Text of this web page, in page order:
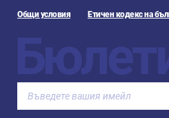
Общи условия Етичен кодекс на